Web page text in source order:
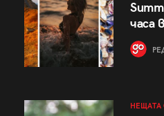
часа
НЕЩАТА